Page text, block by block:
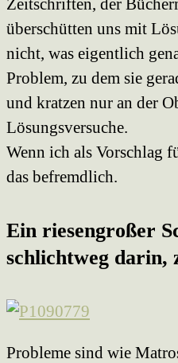
Zeitschriften, der
überschütten uns mit
nicht, was eigentlich
Problem, zu dem sie
und kratzen nur an der
Lösungsversuche.
Wenn ich als Vorschlag
das befremdlich.
Ein riesengroßer
schlichtweg darin,
Probleme sind wie